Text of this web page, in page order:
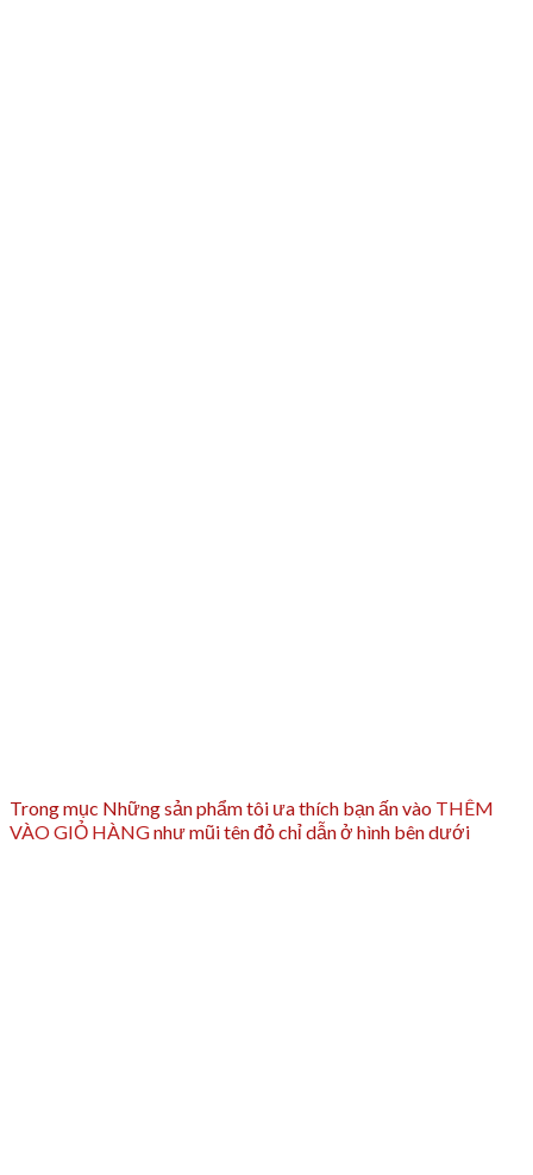
Trong mục Những sản phẩm tôi ưa thích bạn ấn vào THÊM
VÀO GIỎ HÀNGnhư mũi tên đỏ chỉ dẫn ở hình bên dưới